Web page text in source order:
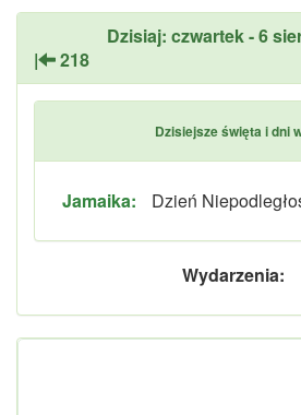
Dzisiaj: czwartek - 6
|
218
Dzisiejsze święta i dni
Jamaika: Dzień
Wydarzenia: